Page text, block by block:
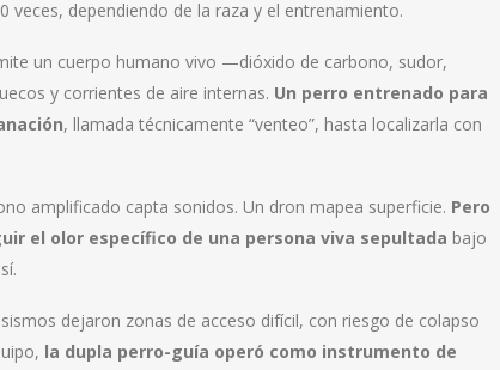
veces, dependiendo de la raza y el entrenamiento.
un cuerpo humano vivo —dióxido de carbono, sudor,
y corrientes de aire internas. Un perro entrenado para
, llamada técnicamente “venteo”, hasta localizarla con
amplificado capta sonidos. Un dron mapea superficie. Pero
el olor específico de una persona viva sepultada bajo
dejaron zonas de acceso difícil, con riesgo de colapso
la dupla perro-guía operó como instrumento de